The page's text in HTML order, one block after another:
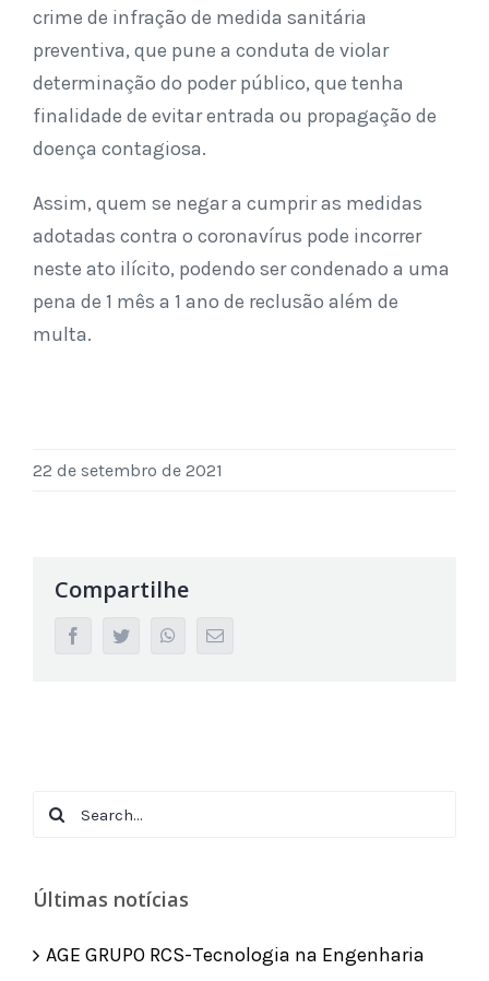
crime de infração de medida sanitária
preventiva, que pune a conduta de violar
determinação do poder público, que tenha
finalidade de evitar entrada ou propagação de
doença contagiosa.
Assim, quem se negar a cumprir as medidas
adotadas contra o coronavírus pode incorrer
neste ato ilícito, podendo ser condenado a uma
pena de 1 mês a 1 ano de reclusão além de
multa.
22 de setembro de 2021
Compartilhe
facebooktwitter whatsappEmail
Search
Últimas notícias
AGE GRUPO RCS-Tecnologia na Engenharia